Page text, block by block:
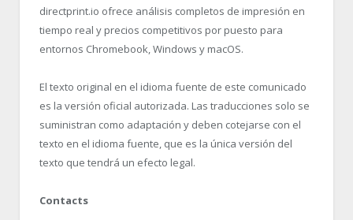
directprint.io ofrece análisis completos de impresión en
tiempo real y precios competitivos por puesto para
entornos Chromebook, Windows y macOS.
El texto original en el idioma fuente de este comunicado
es la versión oficial autorizada. Las traducciones solo se
suministran como adaptación y deben cotejarse con el
texto en el idioma fuente, que es la única versión del
texto que tendrá un efecto legal.
Contacts